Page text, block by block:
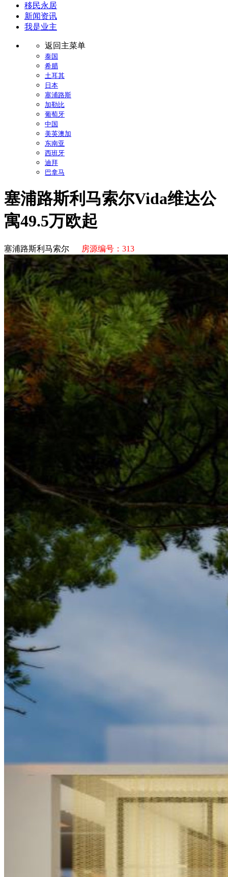
移民永居
新闻资讯
我是业主
返回主菜单
泰国
希腊
土耳其
日本
塞浦路斯
加勒比
葡萄牙
中国
美英澳加
东南亚
西班牙
迪拜
巴拿马
塞浦路斯利马索尔Vida维达公
寓49.5万欧起
塞浦路斯利马索尔 房源编号：313